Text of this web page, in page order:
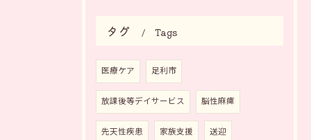
タグ Tags
医療ケア 足利市
放課後等デイサービス 脳性麻痺
先天性疾患 家族支援 送迎